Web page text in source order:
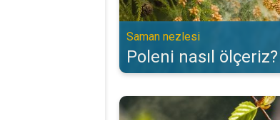
Saman nezlesi
Poleni nasıl ölçeriz?
Hava durumu ve Radar‘da